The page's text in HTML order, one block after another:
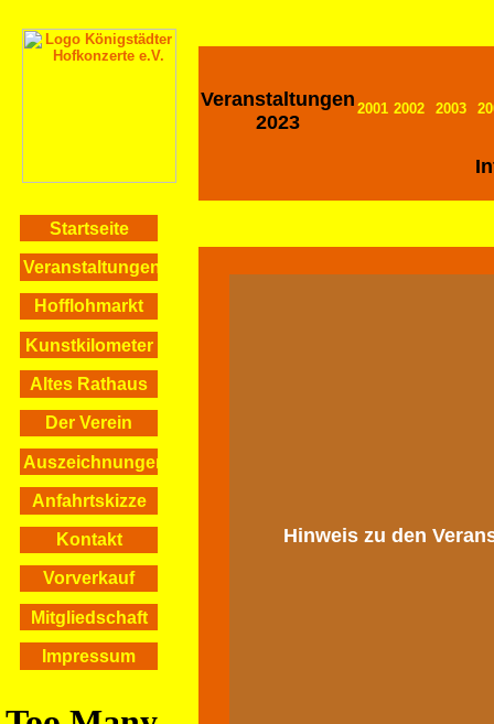
Startseite
Veranstaltungen
Hofflohmarkt
Kunstkilometer
Altes Rathaus
Der Verein
Auszeichnungen
Anfahrtskizze
Kontakt
Vorverkauf
Mitgliedschaft
Impressum
Veranstaltungen
2023
2001 2002 2003
Hinweis zu den